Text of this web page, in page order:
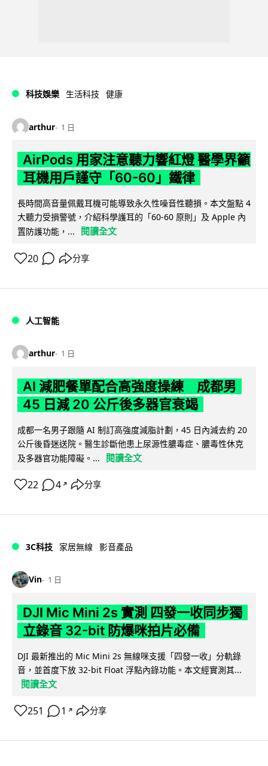
科技娛樂 生活科技 健康
arthur 1 日
AirPods 用家注意聽力響紅燈 醫學界籲
耳機用戶謹守「60-60」鐵律
長時間高音量佩戴耳機可能導致永久性噪音性聽損。本文盤點 4
大聽力受損警號，介紹科學護耳的「60-60 原則」及 Apple 內
置防護功能，...
閱讀全文
20 分享
人工智能
arthur 1 日
AI 減肥餐單配合高強度操練 成都男
45 日減 20 公斤後多器官衰竭
成都一名男子跟隨 AI 制訂高強度減脂計劃，45 日內減去約 20
公斤後昏迷送院。醫生診斷他患上尿源性膿毒症、膿毒性休克
及多器官功能障礙。...
閱讀全文
22 4 ↗ 分享
3C科技 家居無線 影音產品
Vin 1 日
DJI Mic Mini 2s 實測 四發一收同步獨
立錄音 32-bit 防爆咪拍片必備
DJI 最新推出的 Mic Mini 2s 無線咪支援「四發一收」分軌錄
音，並首度下放 32-bit Float 浮點內錄功能。本文經實測其...
閱讀全文
251 1 ↗ 分享